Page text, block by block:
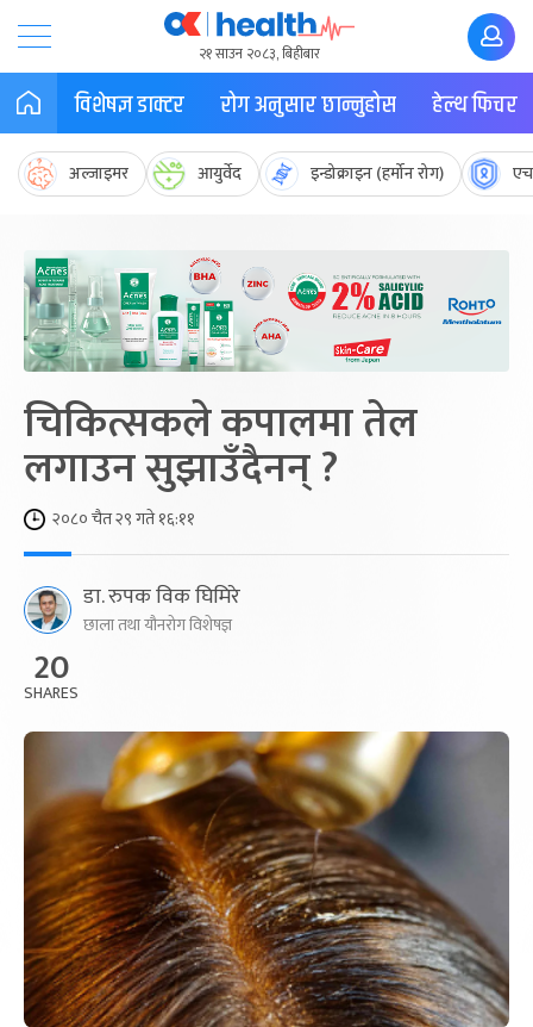
२१ साउन २०८३, बिहीबार
विशेषज्ञ डाक्टर रोग अनुसार छान्नुहोस हेल्थ फिचर
अल्जाइमर आयुर्वेद इन्डोक्राइन (हर्मोन रोग)
चिकित्सकले कपालमा तेल
लगाउन सुझाउँदैनन् ?
२०८० चैत २९ गते १६:११
डा. रुपक विक घिमिरे
छाला तथा यौनरोग विशेषज्ञ
20
SHARES